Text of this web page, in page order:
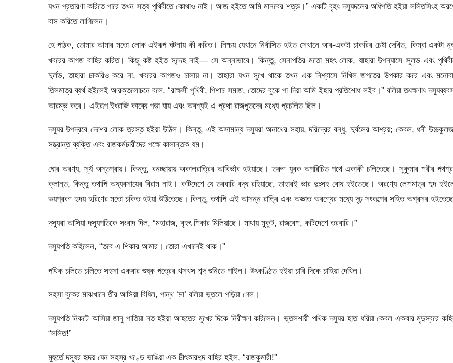
যখন প্রতারণা করিতে পারে তখন সত্য পৃথিবীতে কোথাও নাই। আজ হইতে আমি মানবের শত্রু।” একটি বৃহৎ দস্যুদলের অধিপতি হইয়া ললিতসিংহ
বাস করিতে লাগিলেন।
হে পাঠক, তােমার আমার মতাে লােক এইরূপ ঘটনায় কী করিত। নিশ্চয় যেখানে নির্বাসিত হইত সেখানে আর-একটা চাকরির চেষ্টা দেখিত, কিম্বা একটা
খবরের কাগজ বাহির করিত। কিছু কষ্ট হইত সন্দেহ নাই— সে অন্নাভাবে। কিন্তু, সেনাপতির মতাে মহৎ লােক, যাহারা উপন্যাসে সুলভ এবং
দুর্লভ, তাহারা চাকরিও করে না, খবরের কাগজও চালায় না। তাহারা যখন সুখে থাকে তখন এক নিশ্বাসে নিখিল জগতের উপকার করে এবং
তিলমাত্র ব্যর্থ হইলেই আরক্তলােচনে বলে, “রাক্ষসী পৃথিবী, পিশাচ সমাজ, তােদের বুকে পা দিয়া আমি ইহার প্রতিশােধ লইব।” বলিয়া তৎক্ষণাৎ
আরম্ভ করে। এইরূপ ইংরাজি কাব্যে পড়া যায় এবং অবশ্যই এ প্রথা রাজপুতদের মধ্যে প্রচলিত ছিল।
দস্যুর উপদ্রবে দেশের লােক ত্রস্ত হইয়া উঠিল। কিন্তু, এই অসামান্য দস্যুরা অনাথের সহায়, দরিদ্রের বন্ধু, দুর্বলের আশ্রয়; কেবল, ধনী
সম্ভ্রান্ত ব্যক্তি এবং রাজকর্মচারীদের পক্ষে কালান্তক যম।
ঘাের অরণ্য, সূর্য অস্তপ্রায়। কিন্তু, বনচ্ছায়ায় অকালরাত্রির আবির্ভাব হইয়াছে। তরুণ যুবক অপরিচিত পথে একাকী চলিতেছে। সুকুমার শরীর
ক্লান্ত, কিন্তু তথাপি অধ্যবসায়ের বিরাম নাই। কটিদেশে যে তরবারি বদ্ধ রহিয়াছে, তাহারই ভার দুঃসহ বােধ হইতেছে। অরণ্যে লেশমাত্র শব্দ
ভয়প্রবণ হৃদয় হরিণের মতাে চকিত হইয়া উঠিতেছে। কিন্তু, তথাপি এই আসন্ন রাত্রি এবং অজ্ঞাত অরণ্যের মধ্যে দৃঢ় সংকল্পের সহিত অগ্রসর
দস্যুরা আসিয়া দস্যুপতিকে সংবাদ দিল, “মহারাজ, বৃহৎ শিকার মিলিয়াছে। মাথায় মুকুট, রাজবেশ, কটিদেশে তরবারি।”
দস্যুপতি কহিলেন, “তবে এ শিকার আমার। তােরা এখানেই থাক।”
পথিক চলিতে চলিতে সহসা একবার শুষ্ক পত্রের খসখস শব্দ শুনিতে পাইল। উৎকণ্ঠিত হইয়া চারি দিকে চাহিয়া দেখিল।
সহসা বুকের মাঝখানে তীর আসিয়া বিধিল, পান্থ ‘মা’ বলিয়া ভূতলে পড়িয়া গেল।
দস্যুপতি নিকটে আসিয়া জানু পাতিয়া নত হইয়া আহতের মুখের দিকে নিরীক্ষণ করিলেন। ভূতলশায়ী পথিক দস্যুর হাত ধরিয়া কেবল একবার মৃদুস্বরে
“ললিত!”
মুহুর্তে দস্যুর হৃদয় যেন সহস্র খণ্ডে ভাঙিয়া এক চীৎকারশব্দ বাহির হইল, “রাজকুমারী!”